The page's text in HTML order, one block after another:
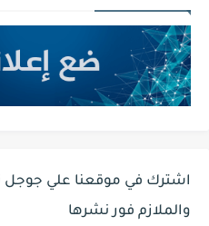
اشترك في موقعنا علي جوجل
والملازم فور نشرها